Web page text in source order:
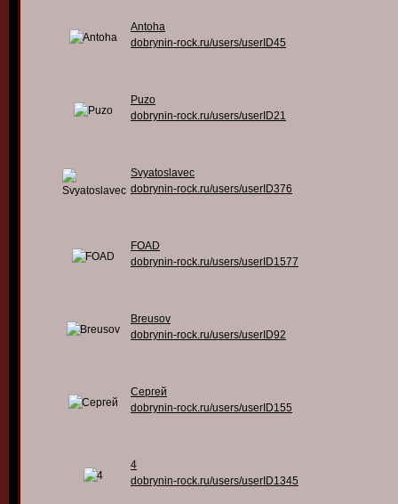
Antoha
dobrynin-rock.ru/users/userID45
Puzo
dobrynin-rock.ru/users/userID21
Svyatoslavec
dobrynin-rock.ru/users/userID376
FOAD
dobrynin-rock.ru/users/userID1577
Breusov
dobrynin-rock.ru/users/userID92
Сергей
dobrynin-rock.ru/users/userID155
4
dobrynin-rock.ru/users/userID1345